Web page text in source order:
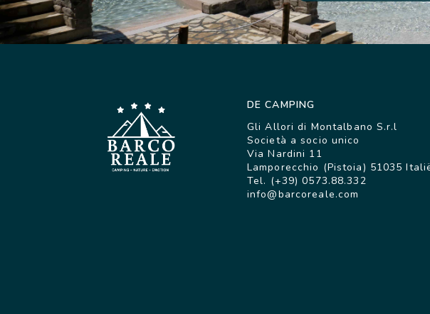
DE CAMPING
Gli Allori di Montalbano S.r.l
Società a socio unico
Via Nardini 11
Lamporecchio (Pistoia) 51035
Tel. (+39) 0573.88.332
info@barcoreale.com